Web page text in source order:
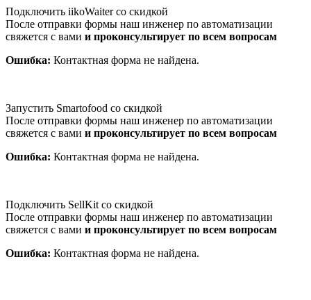
Подключить iikoWaiter со скидкой
После отправки формы наш инженер по автоматизации
свяжется с вами и проконсультирует по всем вопросам
Ошибка: Контактная форма не найдена.
Запустить Smartofood со скидкой
После отправки формы наш инженер по автоматизации
свяжется с вами и проконсультирует по всем вопросам
Ошибка: Контактная форма не найдена.
Подключить SellKit со скидкой
После отправки формы наш инженер по автоматизации
свяжется с вами и проконсультирует по всем вопросам
Ошибка: Контактная форма не найдена.